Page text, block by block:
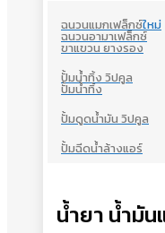
ฉนวนแมกเฟล็กซ์ใหม่
ฉนวนอามาเฟล็กซ์
ขาแขวน ยางรอง
ปั้มน้ำทิ้ง วิปคูล
ปั้มน้ำทิ้ง
ปั้มดูดน้ำมัน วิปคูล
ปั้มฉีดน้ำล้างแอร์
น้ำยา น้ำมั